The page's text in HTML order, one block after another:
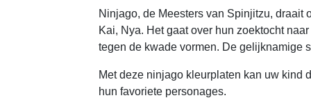
Ninjago, de Meesters van Spinjitzu, draait
Kai, Nya. Het gaat over hun zoektocht
tegen de kwade vormen. De gelijknamige
Met deze ninjago kleurplaten kan uw kind
hun favoriete personages.